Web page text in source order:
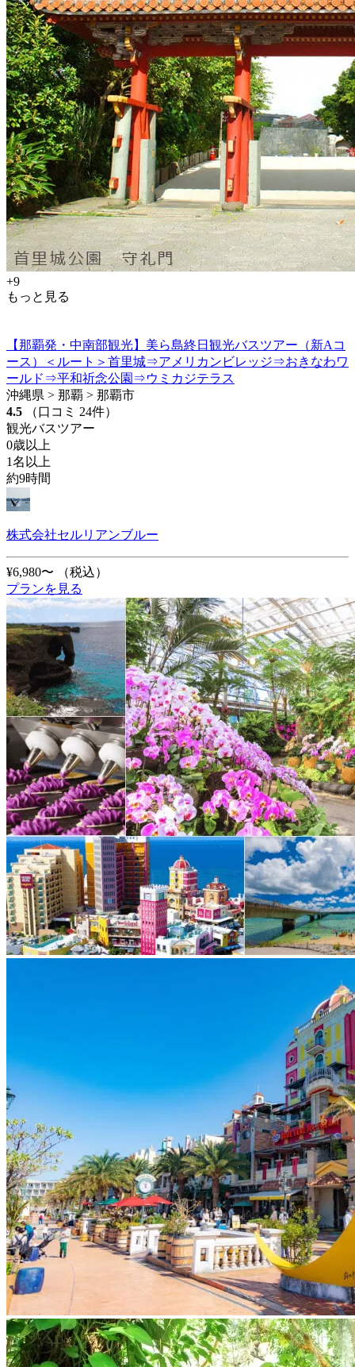
+9
もっと見る
【那覇発・中南部観光】美ら島終日観光バスツアー（新Aコ
ース）＜ルート＞首里城⇒アメリカンビレッジ⇒おきなわワ
ールド⇒平和祈念公園⇒ウミカジテラス
沖縄県 > 那覇 > 那覇市
4.5
（口コミ 24件）
観光バスツアー
0歳以上
1名以上
約9時間
株式会社セルリアンブルー
¥6,980〜
（税込）
プランを見る